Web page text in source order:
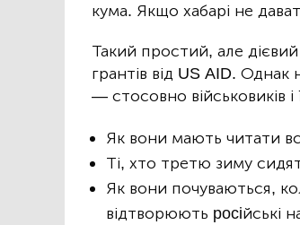
кума. Якщо хабарі не
Такий простий, але
грантів від US AID.
— стосовно військовиків і
Як вони мають читати
Ті, хто третю зиму
Як вони почуваються,
відтворюють pociйські